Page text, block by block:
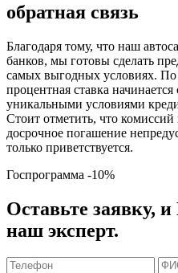
обратная связь
Благодаря тому, что наш
банков, мы готовы сделать
самых выгодных условиях. По
процентная ставка начинается
уникальными условиями
Стоит отметить, что
досрочное погашение
только приветствуется.
Госпрограмма -10%
Оставьте заявку,
наш эксперт.